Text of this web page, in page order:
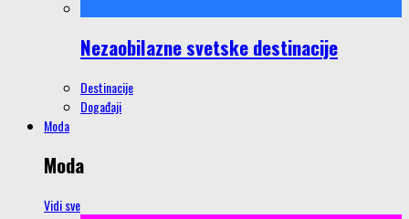
Nezaobilazne svetske destinacije
Destinacije
Događaji
Moda
Moda
Vidi sve